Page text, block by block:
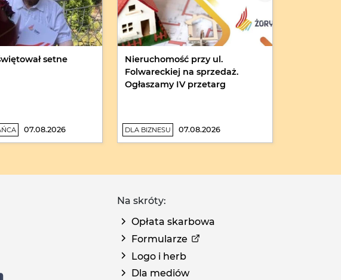
setne
07.08.2026
Nieruchomość przy ul.
Folwareckiej na sprzedaż.
Ogłaszamy IV przetarg
DLA BIZNESU 07.08.2026
Na skróty:
Opłata skarbowa
Formularze
Logo i herb
Dla mediów